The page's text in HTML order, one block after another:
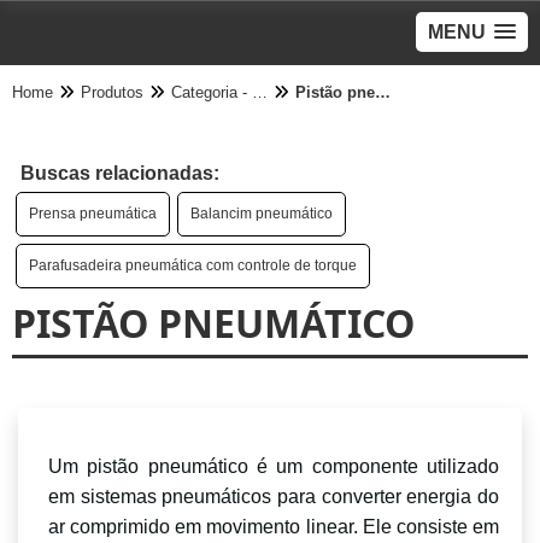
MENU
Home Produtos Categoria - Pneumático Pistão pneumático
Buscas relacionadas:
Prensa pneumática Balancim pneumático
Parafusadeira pneumática com controle de torque
PISTÃO PNEUMÁTICO
Um pistão pneumático é um componente utilizado
em sistemas pneumáticos para converter energia do
ar comprimido em movimento linear. Ele consiste em